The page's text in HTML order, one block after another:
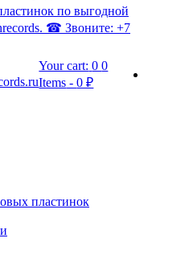
по выгодной
☎ Звоните: +7
Your cart: 00
Items -0 ₽
пластинок